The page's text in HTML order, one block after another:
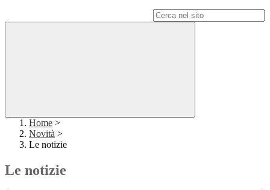
Home >
Novità >
Le notizie
Le notizie